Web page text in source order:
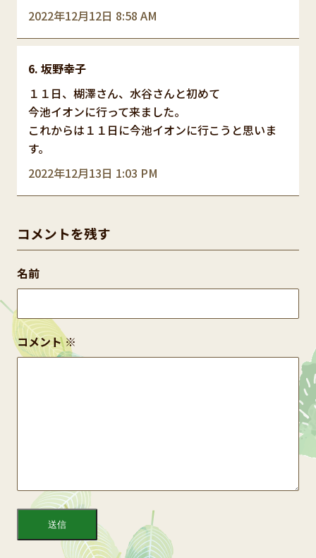
2022年12月12日 8:58 AM
坂野幸子
2022年12月13日 1:03 PM
１１日、楜澤さん、水谷さんと初めて
今池イオンに行って来ました。
これからは１１日に今池イオンに行こうと思いま
す。
コメントを残す
コメント※
名前